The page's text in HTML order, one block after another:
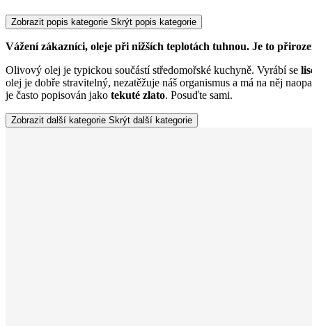
Zobrazit popis kategorie Skrýt popis kategorie
Vážení zákazníci, oleje při nižších teplotách tuhnou. Je to
Olivový olej je typickou součástí středomořské kuchyně. Vyrábí se
olej je dobře stravitelný, nezatěžuje náš organismus a má na něj
je často popisován jako tekuté zlato. Posuďte sami.
Zobrazit další kategorie Skrýt další kategorie